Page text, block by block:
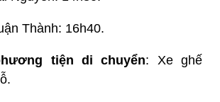
Thành: 16h40.
tiện di chuyển: Xe ghế